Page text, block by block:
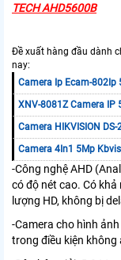
TECH AHD5600B
Đề xuất hàng đầu dành
nay:
Camera Ip Ecam-802Ip
XNV-8081Z Camera IP
Camera HIKVISION DS-
Camera 4In1 5Mp
-Công nghệ AHD
có độ nét cao. Có
lượng HD, không bị
-Camera cho hình
trong điều kiện không